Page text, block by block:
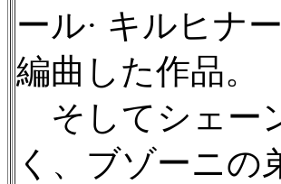
ール· キルヒナ
編曲した作品。
そしてシェー
く、ブゾーニ